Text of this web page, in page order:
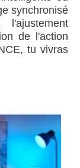
synchronisé
de l'action
tu vivras